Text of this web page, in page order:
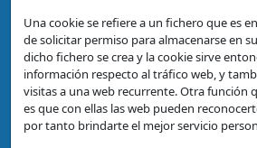
Una cookie se refiere a un fichero que es
de solicitar permiso para almacenarse en
dicho fichero se crea y la cookie sirve
información respecto al tráfico web, y
visitas a una web recurrente. Otra función
es que con ellas las web pueden
por tanto brindarte el mejor servicio